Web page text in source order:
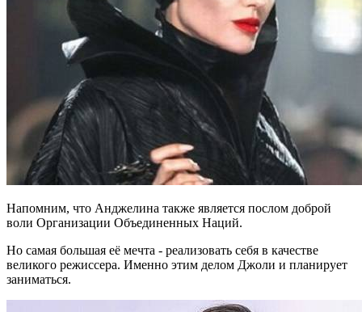
Напомним, что Анджелина также является послом доброй
воли Организации Объединенных Наций.
Но самая большая её мечта - реализовать себя в качестве
великого режиссера. Именно этим делом Джоли и планирует
заниматься.